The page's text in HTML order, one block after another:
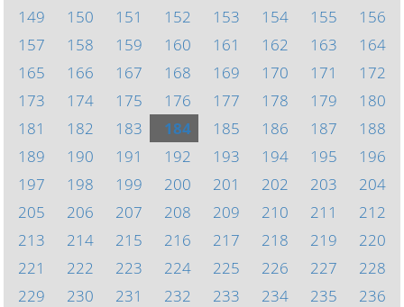
149
150 151 152 153 154 155
156
157
158 159 160 161 162 163
164
165
166 167 168 169 170 171
172
173
174 175 176 177 178 179
180
181
182 183 184 185 186 187
188
189
190 191 192 193 194 195
196
197
198 199 200 201 202 203
204
205
206 207 208 209 210 211
212
213
214 215 216 217 218 219
220
221
222 223 224 225 226 227
228
229
230 231 232 233 234 235
236